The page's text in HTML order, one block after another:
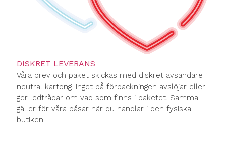
DISKRET LEVERANS
Våra brev och paket skickas med diskret avsändare i
neutral kartong. Inget på förpackningen avslöjar eller
ger ledtrådar om vad som finns i paketet. Samma
gäller för våra påsar när du handlar i den fysiska
butiken.